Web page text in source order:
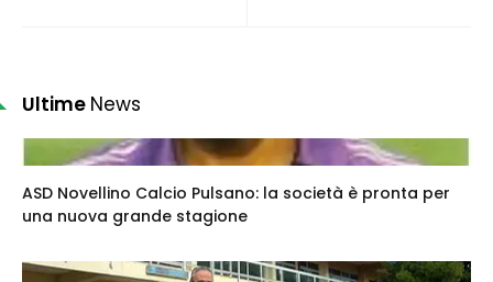
Ultime News
ASD Novellino Calcio Pulsano: la società è pronta per
una nuova grande stagione